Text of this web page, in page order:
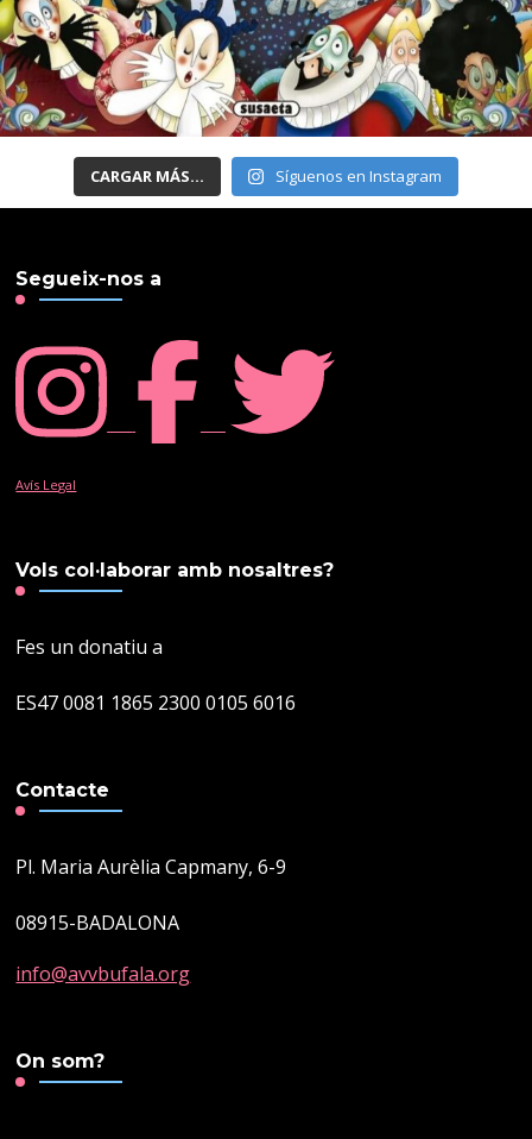
CARGAR MÁS... Síguenos en Instagram
Segueix-nos a
Avís Legal
Vols col·laborar amb nosaltres?
Fes un donatiu a
ES47 0081 1865 2300 0105 6016
Contacte
Pl. Maria Aurèlia Capmany, 6-9
08915-BADALONA
info@avvbufala.org
On som?